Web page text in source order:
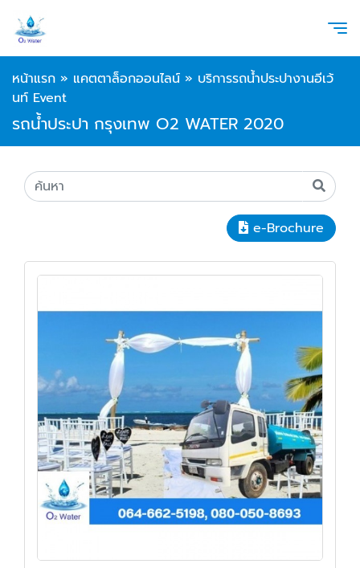
หน้าแรก » แคตตาล็อกออนไลน์ » บริการรถน้ำประปางานอีเว้
นท์ Event
รถน้ำประปา กรุงเทพ O2 WATER 2020
e-Brochure